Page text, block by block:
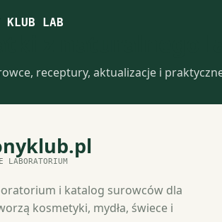
KLUB LAB
receptury, aktualizacje i
LABORATORIUM
i katalog surowców dla
kosmetyki, mydła, świece i